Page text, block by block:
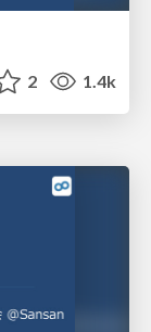
2 1.4k